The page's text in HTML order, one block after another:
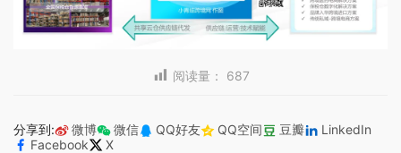
阅读量： 687
分享到: 微博 微信 QQ好友 QQ空间 豆瓣
LinkedIn
Facebook
X